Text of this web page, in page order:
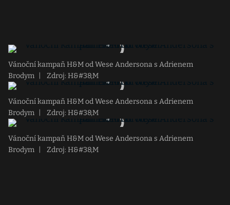
Vánoční kampaň H&M od Wese Andersona s Adrienem
Brodym
Zdroj: H&#38;M
Vánoční kampaň H&M od Wese Andersona s Adrienem
Brodym
Zdroj: H&#38;M
Vánoční kampaň H&M od Wese Andersona s Adrienem
Brodym
Zdroj: H&#38;M